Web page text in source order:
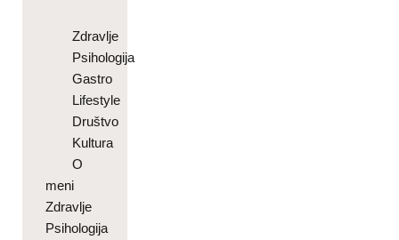
Zdravlje
Psihologija
Gastro
Lifestyle
Društvo
Kultura
O
meni
Zdravlje
Psihologija